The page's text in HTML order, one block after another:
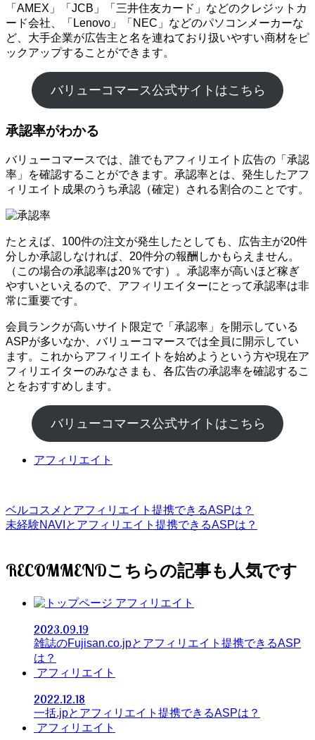
「AMEX」「JCB」「三井住友カード」などのクレジットカ
ード会社、「Lenovo」「NEC」などのパソコンメーカーな
ど、大手企業が広告主と名を連ねており扱いやすい商材をピ
ックアップすることができます。
バリューコマース公式サイトはこちら
承認率がわかる
バリューコマースでは、誰でもアフィリエイト広告の「承認
率」を確認することができます。承認率とは、発生したアフ
ィリエイト成果のうち承認（確定）される割合のことです。
たとえば、100件の注文が発生したとしても、広告主が20件
分しか承認しなければ、20件分の報酬しかもらえません。
（この場合の承認率は20％です）。承認率が高いほど稼ぎ
やすいといえるので、アフィリエイターにとって承認率は非
常に重要です。
会員ランクが高いサイト限定で「承認率」を開示している
ASPが多いなか、バリューコマースでは全員に開示してい
ます。これからアフィリエイトを始めようという方や現在ア
フィリエイターのみなさまも、各広告の承認率を確認するこ
とをおすすめします。
バリューコマース公式サイトはこちら
アフィリエイト
ベルコスメとアフィリエイト提携できるASPは？
未経験NAVIとアフィリエイト提携できるASPは？
RECOMMEND
アフィリエイト
2023.09.19
雑誌のFujisan.co.jpとアフィリエイト提携できるASP
は？
アフィリエイト
2022.12.18
一括.jpとアフィリエイト提携できるASPは？
アフィリエイト